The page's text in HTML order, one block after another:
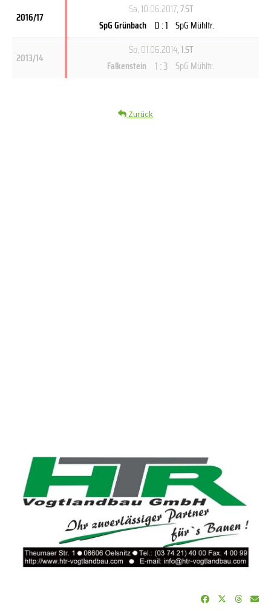
2016/17
Sa, 10.06.2017, 7.ST
SpG Grünbach 0 : 1 SpG Mühltr.
2013/14
So, 01.06.2014, 1.ST
Falkenstein 1 : 3 SpG Mühltr.
Zurück